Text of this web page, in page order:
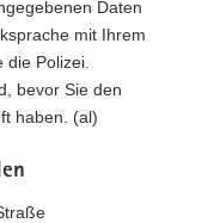
Daten
mit Ihrem
Polizei.
bevor Sie den
haben. (al)